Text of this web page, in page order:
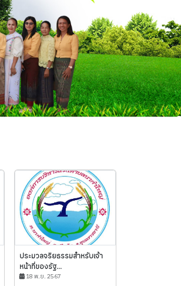
ประมวลจริยธรรมสำหรับเจ้า
หน้าที่ของรัฐ...
18 พ.ย. 2567